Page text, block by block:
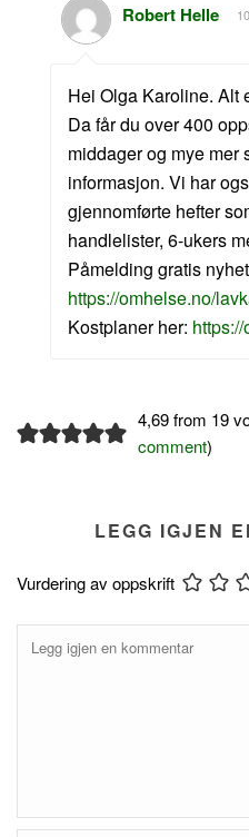
Robert Helle
Hei Olga Karoline. Alt
Da får du over 400
middager og mye mer
informasjon. Vi har
gjennomførte hefter
handlelister, 6-ukers
Påmelding gratis
https://omhelse.no/
Kostplaner her:
4,69 from 19
comment)
LEGG IGJEN
Vurdering av oppskrift